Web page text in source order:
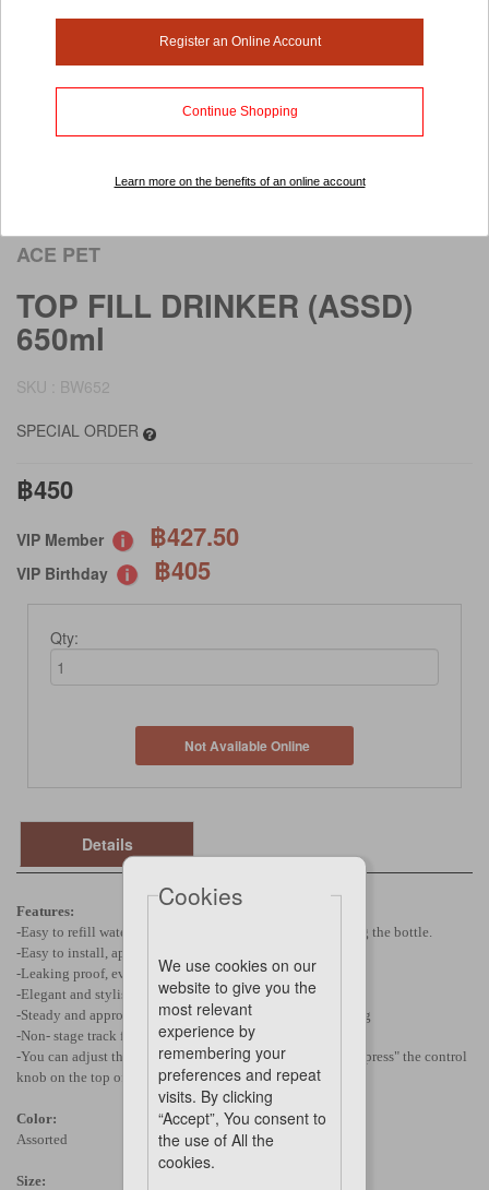
ACE PET
TOP FILL DRINKER (ASSD)
650ml
SKU : BW652
SPECIAL ORDER
฿450
VIP Member ฿427.50
VIP Birthday ฿405
Qty:
Not Available Online
Details
Features:
-Easy to refill water from outside of
. Without removing the bottle.
-Easy to install, apply to wire cage or pipe cage
-Leaking proof, even shaking the bottle
-Elegant and stylish shape
-Steady and appropriate flow makes your pet enjoy drinking
-Non- stage track for adjusting the bottle's height freely.
-You can adjust the flow as much as you need by "pull" or "press" the control
knob on the top of the lid.
Color:
Assorted
Size:
Cookies
We use cookies on our
website to give you the
most relevant
experience by
remembering your
preferences and repeat
visits. By clicking
“Accept”, You consent to
the use of All the
cookies.
Register an Online Account
Continue Shopping
Learn more on the benefits of an online account